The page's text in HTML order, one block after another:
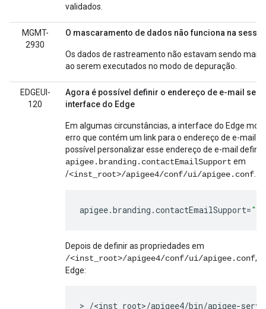
validados.
MGMT-
2930
O mascaramento de dados não funciona na
Os dados de rastreamento não estavam sendo
ao serem executados no modo de depuração.
EDGEUI-
120
Agora é possível definir o endereço de e-mail se a
interface do Edge
Em algumas circunstâncias, a interface do Edge
erro que contém um link para o endereço de e-mail
possível personalizar esse endereço de e-mail
apigee.branding.contactEmailSupport em
/<inst_root>/apigee4/conf/ui/apigee.conf
apigee.branding .contactEmailSupport=
Depois de definir as propriedades em
/<inst_root>/apigee4/conf/ui/apigee.conf,
Edge:
> /<inst_root>/apigee4/bin/apigee-